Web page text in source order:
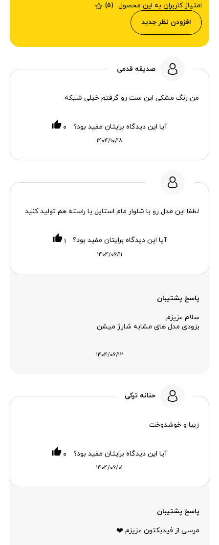
امتیاز کاربران به این محصول (5)
افزودن نظر جدید
صدیقه قدمی
من رنگ مشکی این ست رو گرفتم خیلی شیکه
۱۴۰۴/۱۰/۱۸
آیا این دیدگاه برایتان مفید بود؟ ۰
لطفا این مدل رو با شلوار مام استایل یا راسته هم تولید کنید
۱۴۰۴/۰۶/۱۱
آیا این دیدگاه برایتان مفید بود؟ ۱
پاسخ پشتیبان
سلام عزیزم
بزودی مدل های مشابه شارژ میشن
۱۴۰۴/۰۶/۱۲
حنانه ترکی
زیبا و خوشدوخت
۱۴۰۴/۰۶/۰۱
آیا این دیدگاه برایتان مفید بود؟ ۰
پاسخ پشتیبان
مرسی از فیدبکتون عزیزم ❤️